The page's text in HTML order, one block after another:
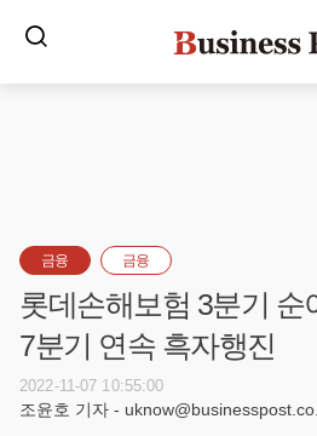
금융 금융
롯데손해보험 3분기 순
7분기 연속 흑자행진
2022-11-07 10:55:00
조윤호 기자 -